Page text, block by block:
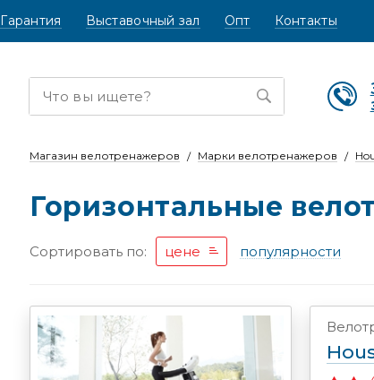
Гарантия Выставочный зал Опт Контакты
Магазин велотренажеров Марки велотренажеров
Горизонтальные
Сортировать по: цене популярности